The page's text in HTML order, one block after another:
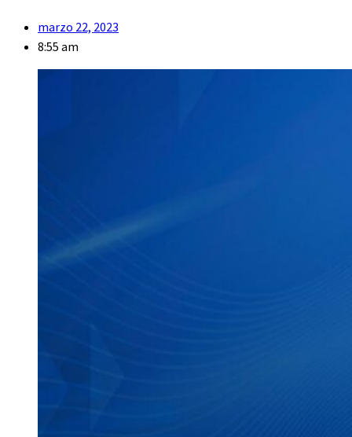
marzo 22, 2023
8:55 am